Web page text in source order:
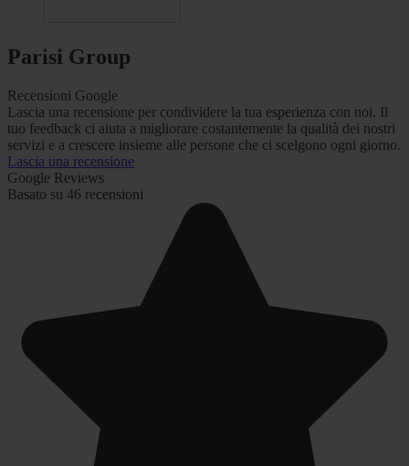
Parisi Group
Recensioni Google
Lascia una recensione per condividere la tua esperienza con noi. Il
tuo feedback ci aiuta a migliorare costantemente la qualità dei nostri
servizi e a crescere insieme alle persone che ci scelgono ogni giorno.
Lascia una recensione
Google Reviews
Basato su 46 recensioni